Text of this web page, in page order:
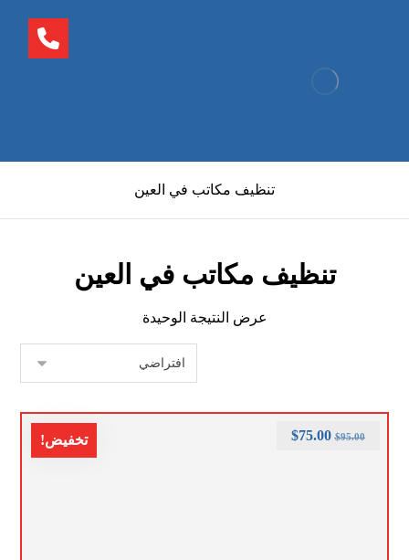
تنظيف مكاتب في العين
تنظيف مكاتب في العين
عرض النتيجة الوحيدة
تخفيض! $95.00
$75.00